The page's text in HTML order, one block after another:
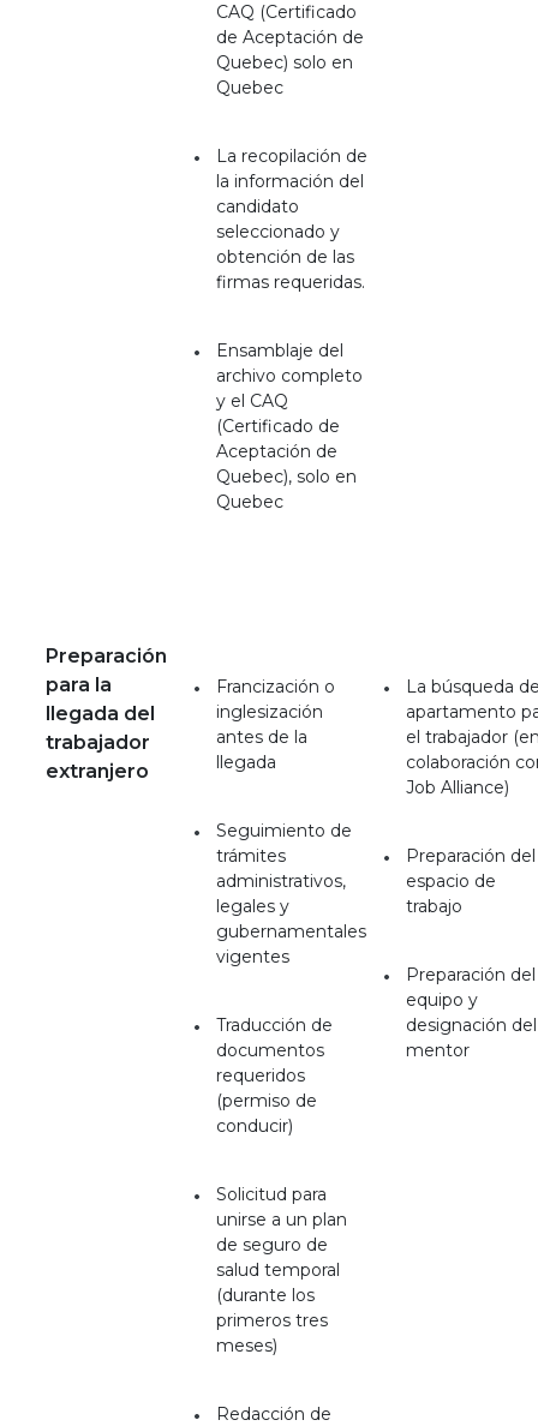
CAQ (Certificado
de Aceptación de
Quebec) solo en
Quebec
La recopilación de
la información del
candidato
seleccionado y
obtención de las
firmas requeridas.
Ensamblaje del
archivo completo
y el CAQ
(Certificado de
Aceptación de
Quebec), solo en
Quebec
Preparación
para la
llegada del
trabajador
extranjero
Francización o
inglesización
antes de la
llegada
Seguimiento de
trámites
administrativos,
legales y
gubernamentales
vigentes
Traducción de
documentos
requeridos
(permiso de
conducir)
Solicitud para
unirse a un plan
de seguro de
salud temporal
(durante los
primeros tres
meses)
Redacción de
La búsqueda
apartamento
el trabajador
colaboración
Job Alliance)
Preparación del
espacio de
trabajo
Preparación del
equipo y
designación del
mentor